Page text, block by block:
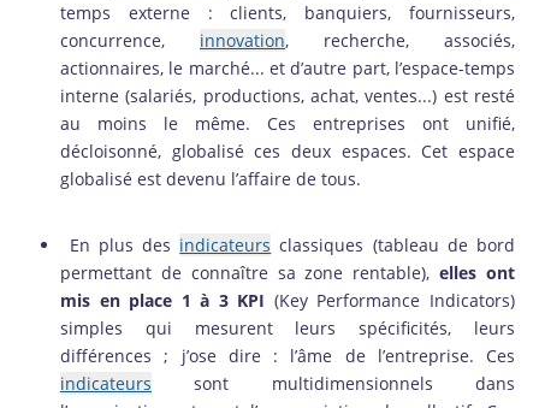
temps externe : clients, banquiers, fournisseurs,
concurrence, innovation, recherche, associés,
actionnaires, le marché... et d’autre part, l’espace-temps
interne (salariés, productions, achat, ventes...) est resté
au moins le même. Ces entreprises ont unifié,
décloisonné, globalisé ces deux espaces. Cet espace
globalisé est devenu l’affaire de tous.
En plus des indicateurs classiques (tableau de bord
permettant de connaître sa zone rentable),elles ont
mis en place 1 à 3 KPI (Key Performance Indicators)
simples qui mesurent leurs spécificités, leurs
différences ; j’ose dire : l’âme de l’entreprise. Ces
indicateurs sont multidimensionnels dans